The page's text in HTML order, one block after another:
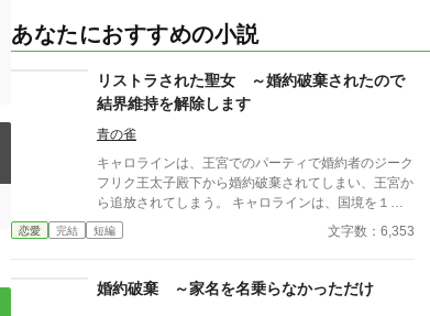
あなたにおすすめの小説
リストラされた聖女 ～婚約破棄されたので
結界維持を解除します
青の雀
キャロラインは、王宮でのパーティで婚約者のジーク
フリク王太子殿下から婚約破棄されてしまい、王宮か
ら追放されてしまう。 キャロラインは、国境を１歩
でも出れば、自身が張っていた結界が消えてしまうの
だ。 結界が消えた王国はいかに？
恋愛 完結 短編 文字数：6,353
婚約破棄 ～家名を名乗らなかっただけ